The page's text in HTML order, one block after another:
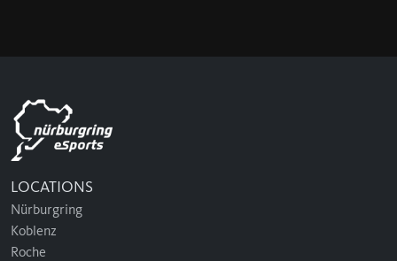
LOCATIONS
Nürburgring
Koblenz
Roche